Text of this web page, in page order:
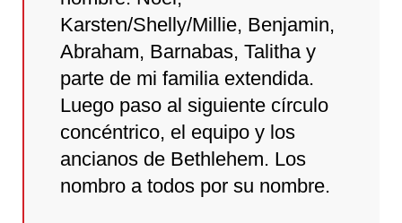
Karsten/Shelly/Millie, Benjamin,
Abraham, Barnabas, Talitha y
parte de mi familia extendida.
Luego paso al siguiente círculo
concéntrico, el equipo y los
ancianos de Bethlehem. Los
nombro a todos por su nombre.